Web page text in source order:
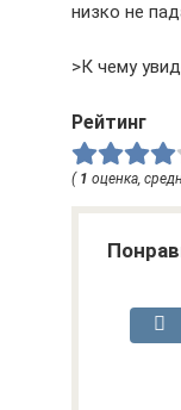
низко не
>К чему
Рейтинг
( 1 оценка,